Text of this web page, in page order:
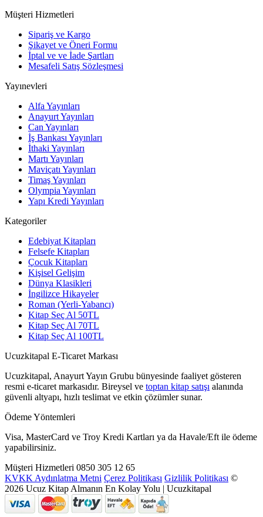
Müşteri Hizmetleri
Sipariş ve Kargo
Şikayet ve Öneri Formu
İptal ve ve İade Şartları
Mesafeli Satış Sözleşmesi
Yayınevleri
Alfa Yayınları
Anayurt Yayınları
Can Yayınları
İş Bankası Yayınları
İthaki Yayınları
Martı Yayınları
Maviçatı Yayınları
Timaş Yayınları
Olympia Yayınları
Yapı Kredi Yayınları
Kategoriler
Edebiyat Kitapları
Felsefe Kitapları
Çocuk Kitapları
Kişisel Gelişim
Dünya Klasikleri
İngilizce Hikayeler
Roman (Yerli-Yabancı)
Kitap Seç Al 50TL
Kitap Seç Al 70TL
Kitap Seç Al 100TL
Ucuzkitapal E-Ticaret Markası
Ucuzkitapal, Anayurt Yayın Grubu bünyesinde faaliyet gösteren
resmi e-ticaret markasıdır. Bireysel ve toptan kitap satışı alanında
güvenli altyapı, hızlı teslimat ve etkin çözümler sunar.
Ödeme Yöntemleri
Visa, MasterCard ve Troy Kredi Kartları ya da Havale/Eft ile ödeme
yapabilirsiniz.
Müşteri Hizmetleri 0850 305 12 65
KVKK Aydınlatma Metni Çerez Politikası Gizlilik Politikası ©
2026 Ucuz Kitap Almanın En Kolay Yolu | Ucuzkitapal